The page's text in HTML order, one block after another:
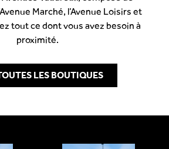
Marché, l’Avenue Loisirs et
tout ce dont vous avez besoin à
proximité.
LES BOUTIQUES